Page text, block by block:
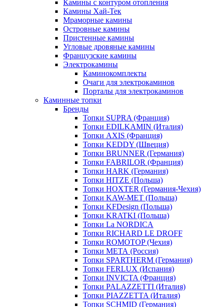
Камины с контуром отопления
Камины Хай-Тек
Мраморные камины
Островные камины
Пристенные камины
Угловые дровяные камины
Французские камины
Электрокамины
Каминокомплекты
Очаги для электрокаминов
Порталы для электрокаминов
Каминные топки
Бренды
Топки SUPRA (Франция)
Топки EDILKAMIN (Италия)
Топки AXIS (Франция)
Топки KEDDY (Швеция)
Топки BRUNNER (Германия)
Топки FABRILOR (Франция)
Топки HARK (Германия)
Топки HITZE (Польша)
Топки HOXTER (Германия-Чехия)
Топки KAW-MET (Польша)
Топки KFDesign (Польша)
Топки KRATKI (Польша)
Топки La NORDICA
Топки RICHARD LE DROFF
Топки ROMOTOP (Чехия)
Топки МЕТА (Россия)
Топки SPARTHERM (Германия)
Топки FERLUX (Испания)
Топки INVICTA (Франция)
Топки PALAZZETTI (Италия)
Топки PIAZZETTA (Италия)
Топки SCHMID (Германия)